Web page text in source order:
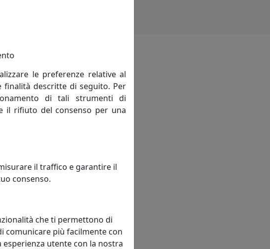
le preferenze relative al
finalità descritte di seguito. Per
di tali strumenti di
il rifiuto del consenso per una
il traffico e garantire il
consenso.
che ti permettono di
comunicare più facilmente con
utente con la nostra